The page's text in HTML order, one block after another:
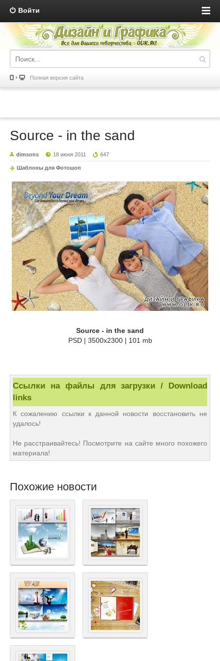
Войти
Полная версия сайта
Source - in the sand
dimsons 18 июня 2011 647
Шаблоны для Фотошоп
Source - in the sand
PSD | 3500x2300 | 101 mb
Ссылки на файлы для загрузки / Download
links
К сожалению ссылки к данной новости восстановить не
удалось!
Не расстраивайтесь! Посмотрите на сайте много похожего
материала!
Похожие новости